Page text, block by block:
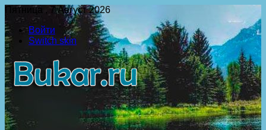
Пятница , 7 Август 2026
Войти
Switch skin